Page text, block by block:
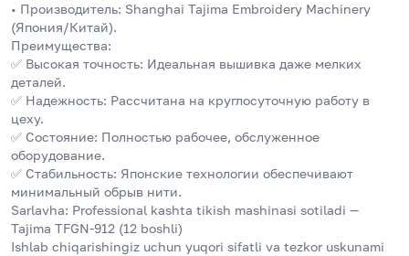
• Производитель: Shanghai Tajima Embroidery Machinery
(Япония/Китай).
Преимущества:
✅ Высокая точность: Идеальная вышивка даже мелких
деталей.
✅ Надежность: Рассчитана на круглосуточную работу в
цеху.
✅ Состояние: Полностью рабочее, обслуженное
оборудование.
✅ Стабильность: Японские технологии обеспечивают
минимальный обрыв нити.
Sarlavha: Professional kashta tikish mashinasi sotiladi —
Tajima TFGN-912 (12 boshli)
Ishlab chiqarishingiz uchun yuqori sifatli va tezkor uskunami